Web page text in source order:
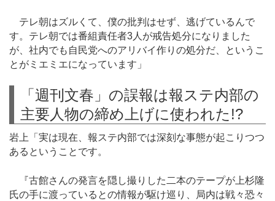
テレ朝はズルくて、僕の批判はせず、逃げているんで
す。テレ朝では番組責任者3人が戒告処分になりました
が、社内でも自民党へのアリバイ作りの処分だ、というこ
とがミエミエになっています」
「週刊文春」の誤報は報ステ内部の
主要人物の締め上げに使われた!?
岩上「実は現在、報ステ内部では深刻な事態が起こりつつ
あるということです。
『古館さんの発言を隠し撮りした二本のテープが上杉隆
氏の手に渡っているとの情報が駆け巡り、局内は戦々恐々